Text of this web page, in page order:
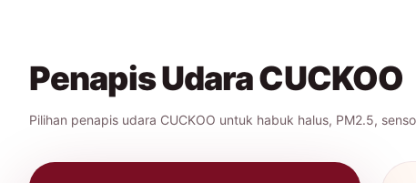
Penapis Udara CUCKOO
Pilihan penapis udara CUCKOO untuk habuk halus, PM2.5,